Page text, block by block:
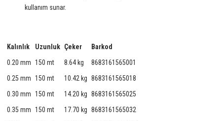
kullanım sunar.
Kalınlık Uzunluk Çeker
Barkod
0.20 mm 150 mt 8.64 kg
8683161565001
0.25 mm 150 mt 10.42 kg 8683161565018
0.30 mm 150 mt 14.20 kg 8683161565025
0.35 mm 150 mt 17.70 kg 8683161565032